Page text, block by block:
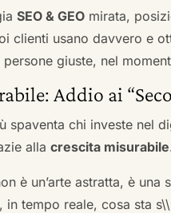
SEO & GEO mirata,
clienti usano davvero e
giuste, nel
Addio ai
spaventa chi investe nel
allacrescita misurabile
è un’arte astratta, è
in tempo reale, cosa sta